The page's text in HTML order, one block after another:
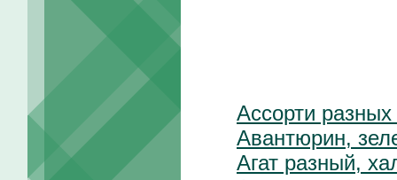
Ассорти
Авантюрин,
Агат разный,